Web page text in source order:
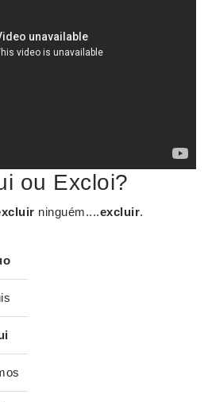
ou Excloi?
ninguém....excluir.